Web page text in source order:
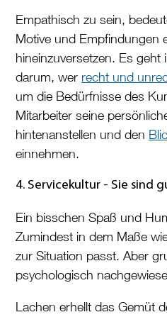
Empathisch zu sein,
Motive und Empfindungen
hineinzuversetzen. Es
darum, wer recht und
um die Bedürfnisse des
Mitarbeiter seine
hintenanstellen und den
einnehmen.
4. Servicekultur - Sie sind
Ein bisschen Spaß und
Zumindest in dem Maße
zur Situation passt. Aber
psychologisch
Lachen erhellt das Gemüt